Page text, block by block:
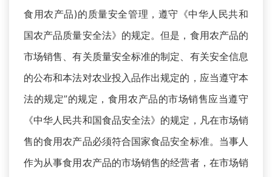
食用农产品)的质量安全管理，遵守《中华人民共和
国农产品质量安全法》的规定。但是，食用农产品的
市场销售、有关质量安全标准的制定、有关安全信息
的公布和本法对农业投入品作出规定的，应当遵守本
法的规定”的规定，食用农产品的市场销售应当遵守
《中华人民共和国食品安全法》的规定，凡在市场销
售的食用农产品必须符合国家食品安全标准。当事人
作为从事食用农产品的市场销售的经营者，在市场销